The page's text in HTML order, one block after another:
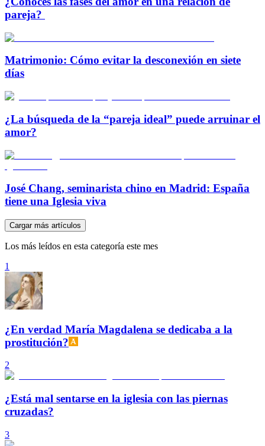
pareja?
Matrimonio: Cómo evitar la desconexión en siete
días
¿La búsqueda de la “pareja ideal” puede arruinar el
amor?
José Chang, seminarista chino en Madrid: España
tiene una Iglesia viva
Cargar más artículos
Los más leídos en esta categoría este mes
1
¿En verdad María Magdalena se dedicaba a la
prostitución?
2
¿Está mal sentarse en la iglesia con las piernas
cruzadas?
3